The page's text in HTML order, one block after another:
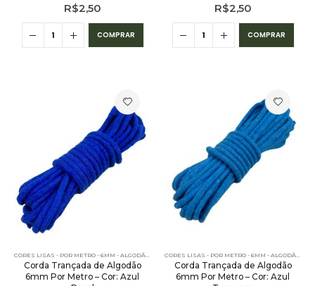
R$2,50
COMPRAR
R$2,50
COMPRAR
CORES LISAS - POR METRO - 6MM - ALGODÃO PE – 6MM – ALGODÃO - POR METRO, POR METRO -
Corda Trançada de Algodão
6mm Por Metro – Cor: Azul
CORES LISAS - POR METRO - 6MM - ALGODÃO
Corda Trançada de Algodão
6mm Por Metro – Cor: Azul